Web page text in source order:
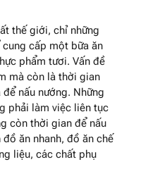
thế giới, chỉ những
cấp một bữa ăn
phẩm tươi. Vấn đề
mà còn là thời gian
nấu nướng. Những
phải làm việc liên tục
còn thời gian để nấu
ăn nhanh, đồ ăn chế
liệu, các chất phụ